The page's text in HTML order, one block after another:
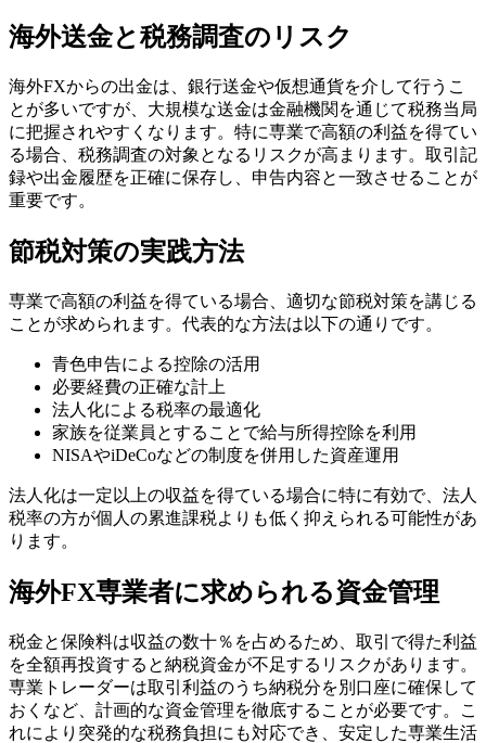
海外送金と税務調査のリスク
海外FXからの出金は、銀行送金や仮想通貨を介して行うこ
とが多いですが、大規模な送金は金融機関を通じて税務当局
に把握されやすくなります。特に専業で高額の利益を得てい
る場合、税務調査の対象となるリスクが高まります。取引記
録や出金履歴を正確に保存し、申告内容と一致させることが
重要です。
節税対策の実践方法
専業で高額の利益を得ている場合、適切な節税対策を講じる
ことが求められます。代表的な方法は以下の通りです。
青色申告による控除の活用
必要経費の正確な計上
法人化による税率の最適化
家族を従業員とすることで給与所得控除を利用
NISAやiDeCoなどの制度を併用した資産運用
法人化は一定以上の収益を得ている場合に特に有効で、法人
税率の方が個人の累進課税よりも低く抑えられる可能性があ
ります。
海外FX専業者に求められる資金管理
税金と保険料は収益の数十％を占めるため、取引で得た利益
を全額再投資すると納税資金が不足するリスクがあります。
専業トレーダーは取引利益のうち納税分を別口座に確保して
おくなど、計画的な資金管理を徹底することが必要です。こ
れにより突発的な税務負担にも対応でき、安定した専業生活